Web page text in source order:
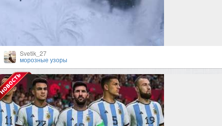
Svetik_27
морозные узоры